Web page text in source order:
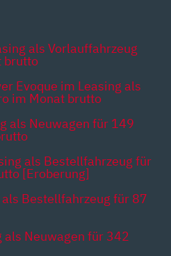
als Vorlauffahrzeug
brutto
Evoque im Leasing als
im Monat brutto
als Neuwagen für 149
als Bestellfahrzeug für
[Eroberung]
Bestellfahrzeug für 87
als Neuwagen für 342